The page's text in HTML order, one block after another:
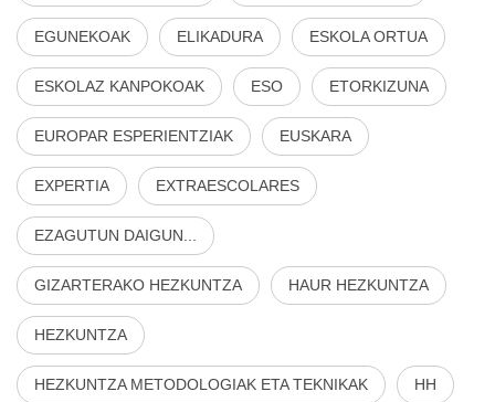
EGUNEKOAK ELIKADURA ESKOLA ORTUA
ESKOLAZ KANPOKOAK ESO ETORKIZUNA
EUROPAR ESPERIENTZIAK EUSKARA
EXPERTIA EXTRAESCOLARES
EZAGUTUN DAIGUN...
GIZARTERAKO HEZKUNTZA HAUR HEZKUNTZA
HEZKUNTZA
HEZKUNTZA METODOLOGIAK ETA TEKNIKAK HH